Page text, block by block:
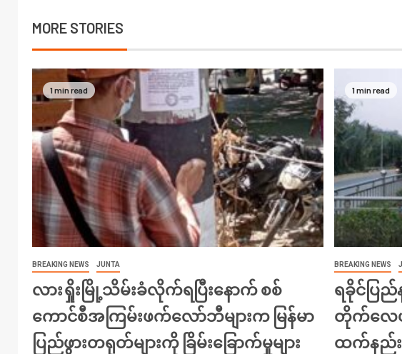
MORE STORIES
1 min read
BREAKING NEWS JUNTA
လားရှိုးမြို့သိမ်းခံလိုက်ရပြီးနောက် စစ်
ကောင်စီအကြမ်းဖက်လော်ဘီများက မြန်မာ
ပြည်ဖွားတရုတ်များကို ခြိမ်းခြောက်မှုများ
1 min read
BREAKING NEWS
ရခိုင်ပြ
တိုက်လေယ
ထက်နည်